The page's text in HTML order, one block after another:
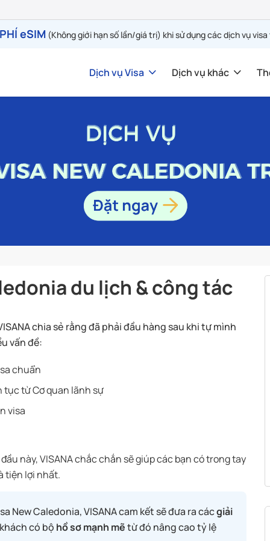
eSIM (Không giới hạn số lần/giá trị) khi sử dụng các dịch vụ visa
Dịch vụ Visa Dịch vụ khác
du lịch & công tác
chia sẻ rằng đã phải đầu hàng sau khi tự mình
vấn đề:
chuẩn
tục từ Cơ quan lãnh sự
visa
này, VISANA chắc chắn sẽ giúp các bạn có trong tay
tiện lợi nhất.
New Caledonia, VISANA cam kết sẽ đưa ra cácgiải
có bộ hồ sơ mạnh mẽtừ đó nâng cao tỷ lệ